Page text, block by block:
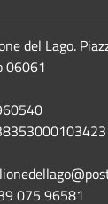
del Lago.
06061
075 96581